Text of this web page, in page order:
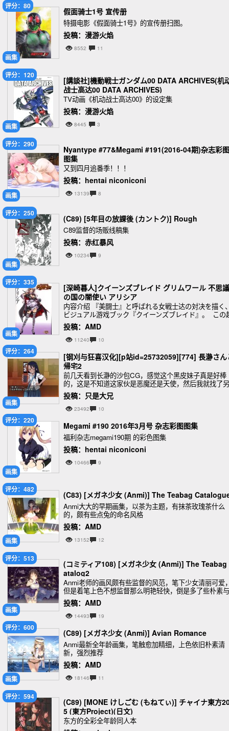
画集
评分：80
假面骑士1号 宣传册
特摄电影《假面骑士1号》的宣传册扫图。
投稿：漫游火焰
8552 11
画集
评分：120
[講談社]機動戦士ガンダム00 DATA ARCHIVES(机
战士高达00 DATA ARCHIVES)
TV动画《机动战士高达00》的设定集
投稿：漫游火焰
8445 3
画集
评分：290
Nyantype #77&Megami #191(2016-04期)杂志彩图
图集
又到四月追番季！！！
投稿：hentai niconiconi
13139 8
画集
评分：250
(C89) [5年目の放課後 (カントク)] Rough
C89监督的场贩线稿集
投稿：赤红暴风
10234 9
画集
评分：335
[深崎暮人]クイーンズブレイド グリムワール 不思議
の国の闇使い アリシア
内容介绍 『美闘士』と呼ばれる女戦士达の対决を描く
ビジュアル游戏ブック『クイーンズブレイド』。 この
人気系列が新たな幻想世界を舞台に、新系列 『クイー
ズブレイド グリムワール』と
投稿：AMD
11240 10
画集
评分：264
[钢刈与狂喜汉化][p站id=25732059][774] 長瀞さん
帰宅2
前几天看到长瀞的沙包CG，感觉这个黑皮妹子真是好棒
的，这是不知道这家伙是恶魔还是天使，然后我就找了另
一篇来汉化，不过没有无字幕原图，我干脆用PS 把字
了，打中文上去，我以前汉化组组长看见非得气晕过
投稿：只是大兄
23492 10
画集
评分：220
Megami #190 2016年3月号 杂志彩图图集
福利杂志megami190期 的彩色图集
投稿：hentai niconiconi
10466 9
画集
评分：482
(C83) [メガネ少女 (Anmi)] The Teabag
Anmi大大的早期画集，以茶为主题，有抹茶玫瑰茶什么
的，颇有些点兔的命名风格
投稿：AMD
13152 12
画集
评分：513
(コミティア108) [メガネ少女 (Anmi)] The Teabag
atalog2
Anmi老师的画风颇有些监督的风范，笔下少女清丽可爱
但是着笔上色不想监督那么明艳轻快，倒是多了些朴素与
简练
投稿：AMD
14493 19
画集
评分：600
(C89) [メガネ少女 (Anmi)] Avian Romance
Anmi最新全年龄画集，笔触愈加精细，上色依旧朴素清
新，强烈推荐
投稿：AMD
18146 11
评分：594
(C89) [MONE けしごむ (もねてぃ)] チャイナ東方
5 (東方Project)(日文)
东方的全彩全年龄同人本